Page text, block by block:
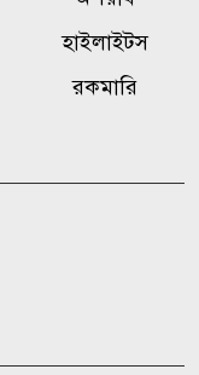
গোপন তৎপরতায়
বাণিজ্য, বিনিয়োগ
হাইলাইটস
রকমারি